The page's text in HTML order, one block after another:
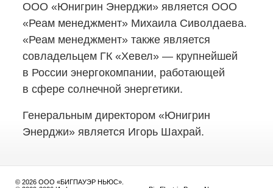
ООО «Юнигрин Энерджи» является ООО
«Реам менеджмент» Михаила Сиволдаева.
«Реам менеджмент» также является
совладельцем ГК «Хевел» — крупнейшей
в России энергокомпании, работающей
в сфере солнечной энергетики.
Генеральным директором «Юнигрин
Энерджи» является Игорь Шахрай.
© 2026 ООО «БИГПАУЭР НЬЮС».